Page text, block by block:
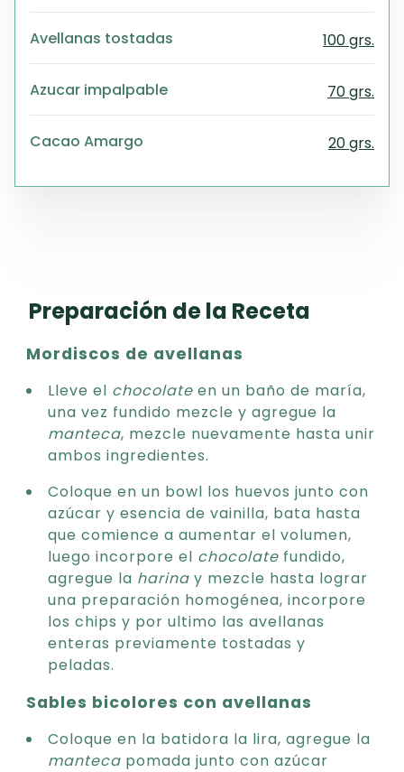
Avellanas tostadas 100 grs.
Azucar impalpable 70 grs.
Cacao Amargo 20 grs.
Preparación de la Receta
Mordiscos de avellanas
Lleve el chocolate en un baño de maría,
una vez fundido mezcle y agregue la
manteca, mezcle nuevamente hasta unir
ambos ingredientes.
Coloque en un bowl los huevos junto con
azúcar y esencia de vainilla, bata hasta
que comience a aumentar el volumen,
luego incorpore el chocolate fundido,
agregue la harina y mezcle hasta lograr
una preparación homogénea, incorpore
los chips y por ultimo las avellanas
enteras previamente tostadas y
peladas.
Sables bicolores con avellanas
Coloque en la batidora la lira, agregue la
manteca pomada junto con azúcar